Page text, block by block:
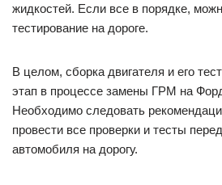
жидкостей. Если все в порядке,
тестирование на дороге.
В целом, сборка двигателя и его
этап в процессе замены ГРМ на
Необходимо следовать
провести все проверки и тесты
автомобиля на дорогу.